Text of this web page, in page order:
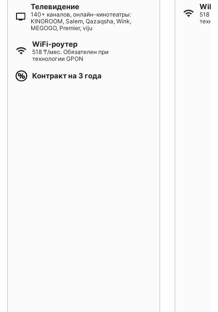
Телевидение
140+ каналов, онлайн-кинотеатры:
KINOROOM, Salem, Qazaqsha, Wink,
MEGOGO, Premier, viju
WiFi-роутер
518 ₸/мес. Обязателен при
технологии GPON
Контракт на 3 года
518